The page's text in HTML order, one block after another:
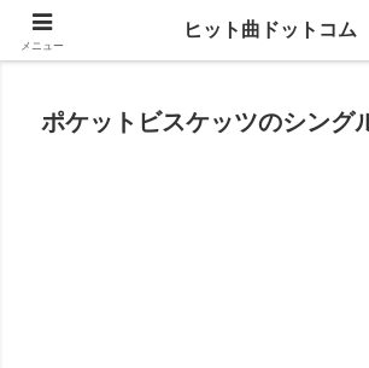
思い出の曲がすぐに見つかる
ポケットビスケッツのシング
メニュー
ヒット曲ドットコム